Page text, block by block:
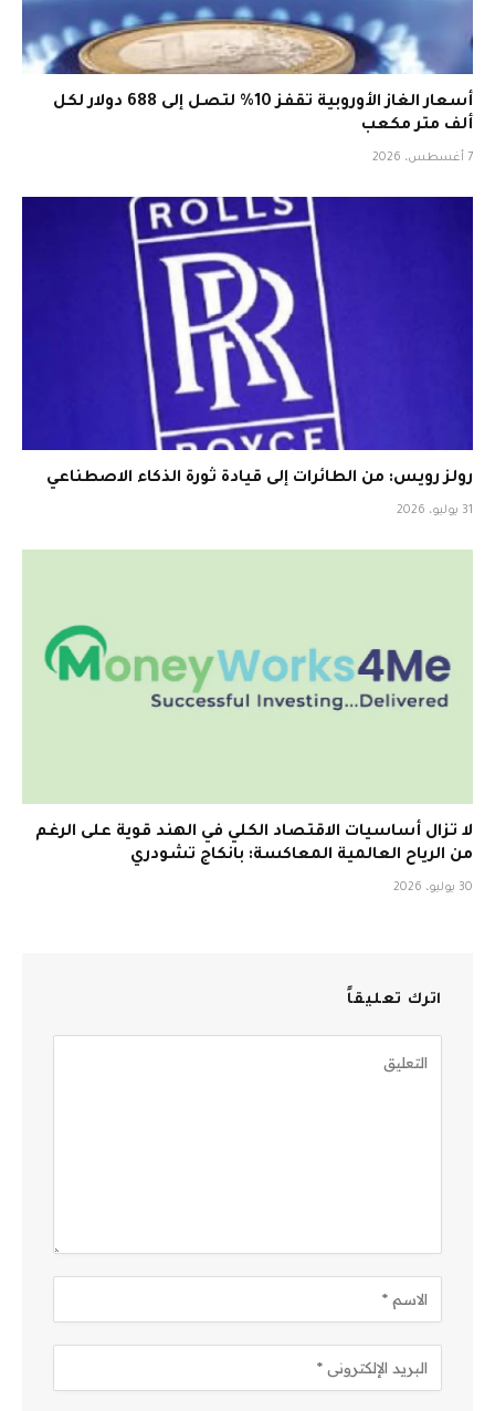
أسعار الغاز الأوروبية تقفز 10% لتصل إلى 688 دولار لكل
ألف متر مكعب
7 أغسطس، 2026
رولز رويس: من الطائرات إلى قيادة ثورة الذكاء الاصطناعي
31 يوليو، 2026
لا تزال أساسيات الاقتصاد الكلي في الهند قوية على الرغم
من الرياح العالمية المعاكسة: بانكاج تشودري
30 يوليو، 2026
اترك تعليقاً